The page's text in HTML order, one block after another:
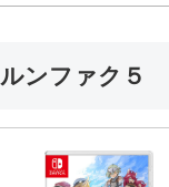
ルンファク５